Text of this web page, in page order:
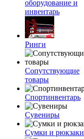
оборудование и
инвентарь
Ринги
Сопутствующие
товары
Спортинвентарь
Сувениры
Сумки и рюкзаки